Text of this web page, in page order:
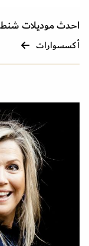
احدث موديلات شنط
أكسسوارات